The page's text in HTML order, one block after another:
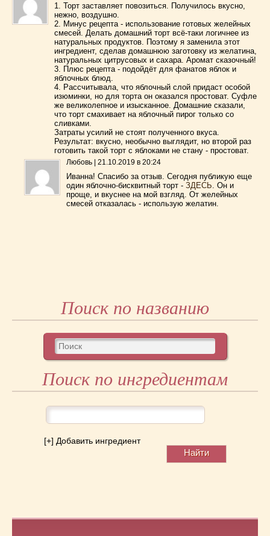
1. Торт заставляет повозиться. Получилось вкусно,
нежно, воздушно.
2. Минус рецепта - использование готовых желейных
смесей. Делать домашний торт всё-таки логичнее из
натуральных продуктов. Поэтому я заменила этот
ингредиент, сделав домашнюю заготовку из желатина,
натуральных цитрусовых и сахара. Аромат сказочный!
3. Плюс рецепта - подойдёт для фанатов яблок и
яблочных блюд.
4. Рассчитывала, что яблочный слой придаст особой
изюминки, но для торта он оказался простоват. Суфле
же великолепное и изысканное. Домашние сказали,
что торт смахивает на яблочный пирог только со
сливками.
Затраты усилий не стоят полученного вкуса.
Результат: вкусно, необычно выглядит, но второй раз
готовить такой торт с яблоками не стану - простоват.
Любовь | 21.10.2019 в 20:24
Иванна! Спасибо за отзыв. Сегодня публикую еще
один яблочно-бисквитный торт - ЗДЕСЬ . Он и
проще, и вкуснее на мой взгляд. От желейных
смесей отказалась - использую желатин.
Поиск по названию
Поиск по ингредиентам
[+] Добавить ингредиент